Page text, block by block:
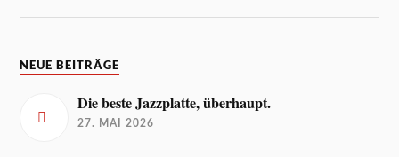
NEUE BEITRÄGE
Die beste Jazzplatte, überhaupt.
27. MAI 2026